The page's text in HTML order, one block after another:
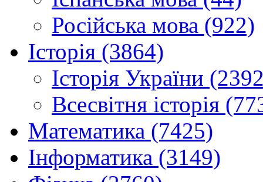
Російська мова (922)
Історія (3864)
Історія України
Всесвітня історія
Математика (7425)
Інформатика (3149)